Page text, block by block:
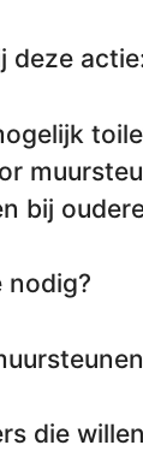
deze
bij
nodig?
die